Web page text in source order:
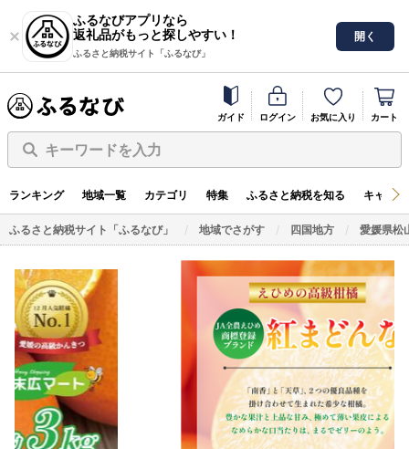
ふるなびアプリなら
返礼品がもっと探しやすい！
ふるさと納税サイト「ふるなび」
開く
ガイド ログイン お気に入り カート
キーワードを入力
ランキング 地域一覧 カテゴリ 特集 ふるさと納税を知る キャン
ふるさと納税サイト「ふるなび」 地域でさがす 四国地方 愛媛県松